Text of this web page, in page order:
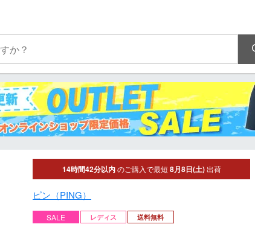
14時間42分以内 のご購入で最短 8月8日(土) 出荷
ピン（PING）
SALE レディス 送料無料